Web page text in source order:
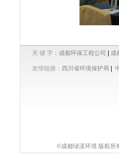
关 键 字： 成都环保工程公司 成
友情链接： 四川省环境保护局
©成都绿漾环境 版权